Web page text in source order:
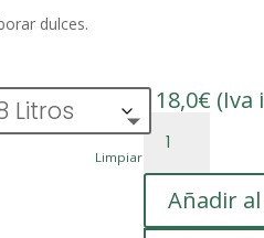
dulces.
Limpiar
118,0€ (Iva
cobre,
elaborada
artesanalmente
Añadir